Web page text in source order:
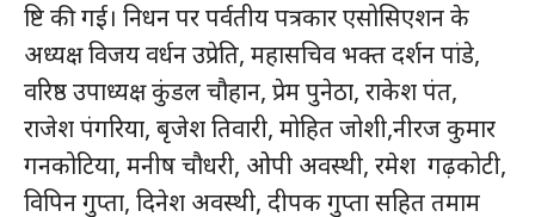
ष्टि की गई। निधन पर पर्वतीय पत्रकार एसोसिएशन के
अध्यक्ष विजय वर्धन उप्रेति, महासचिव भक्त दर्शन पांडे,
वरिष्ठ उपाध्यक्ष कुंडल चौहान, प्रेम पुनेठा, राकेश पंत,
राजेश पंगरिया, बृजेश तिवारी, मोहित जोशी,नीरज कुमार
गनकोटिया, मनीष चौधरी, ओपी अवस्थी, रमेश गढ़कोटी,
विपिन गुप्ता, दिनेश अवस्थी, दीपक गुप्ता सहित तमाम